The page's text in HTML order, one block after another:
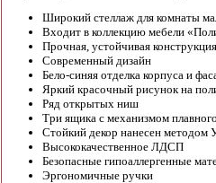
Широкий стеллаж для комнаты
Входит в коллекцию мебели
Прочная, устойчивая конструкция
Современный дизайн
Бело-синяя отделка корпуса и
Яркий красочный рисунок на
Ряд открытых ниш
Три ящика с механизмом
Стойкий декор нанесен методом
Высококачественное ЛДСП
Безопасные гипоаллергенные
Эргономичные ручки